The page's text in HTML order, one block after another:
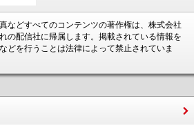
などすべてのコンテンツの著作権は、株式会社
の配信社に帰属します。掲載されている情報を
どを行うことは法律によって禁止されていま